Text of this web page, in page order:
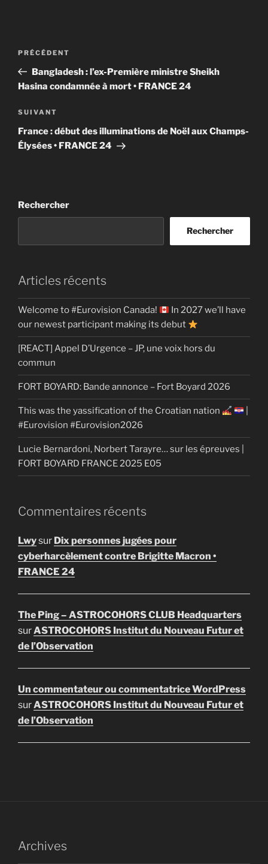
Navigation
l’article
Article
précédent
PRÉCÉDENT
Bangladesh : l’ex-Première ministre Sheikh
Hasina condamnée à mort • FRANCE 24
Article
suivant
SUIVANT
France : début des illuminations de Noël aux Champs-
Élysées • FRANCE 24
Rechercher
Rechercher
Articles récents
Welcome to #Eurovision Canada!
In 2027 we’ll have
our newest participant making its debut
[REACT] Appel D’Urgence – JP, une voix hors du
commun
FORT BOYARD: Bande annonce – Fort Boyard 2026
This was the yassification of the Croatian nation
#Eurovision #Eurovision2026
Lucie Bernardoni, Norbert Tarayre… sur les épreuves |
FORT BOYARD FRANCE 2025 E05
Commentaires récents
Lwysur Dix personnes jugées pour
cyberharcèlement contre Brigitte Macron •
FRANCE 24
The Ping – ASTROCOHORS CLUB Headquarters
surASTROCOHORS Institut du Nouveau Futur et
de l’Observation
Un commentateur ou commentatrice WordPress
surASTROCOHORS Institut du Nouveau Futur et
de l’Observation
Archives